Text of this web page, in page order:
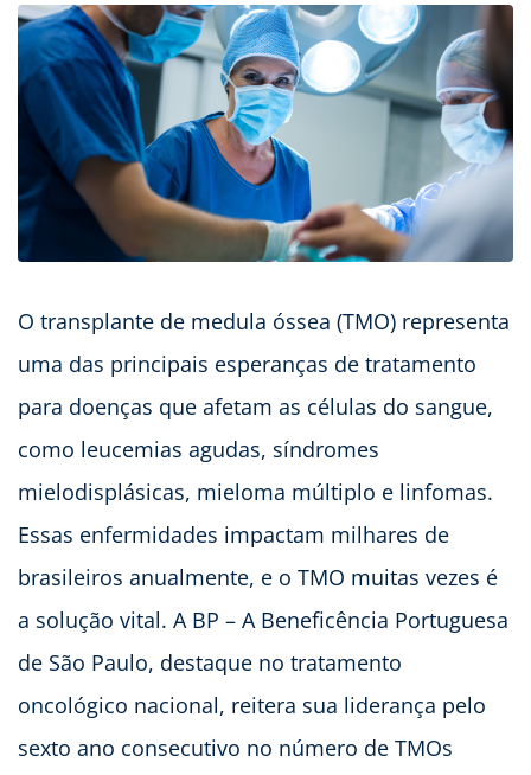
O transplante de medula óssea (TMO) representa
uma das principais esperanças de tratamento
para doenças que afetam as células do sangue,
como leucemias agudas, síndromes
mielodisplásicas, mieloma múltiplo e linfomas.
Essas enfermidades impactam milhares de
brasileiros anualmente, e o TMO muitas vezes é
a solução vital. A BP – A Beneficência Portuguesa
de São Paulo, destaque no tratamento
oncológico nacional, reitera sua liderança pelo
sexto ano consecutivo no número de TMOs